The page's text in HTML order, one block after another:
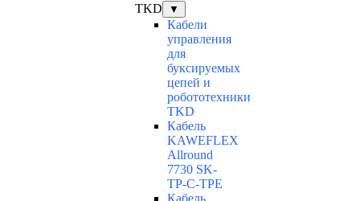
TKD
▼
Кабели
управления
для
буксируемых
цепей и
робототехники
TKD
Кабель
KAWEFLEX
Allround
7730 SK-
TP-C-TPE